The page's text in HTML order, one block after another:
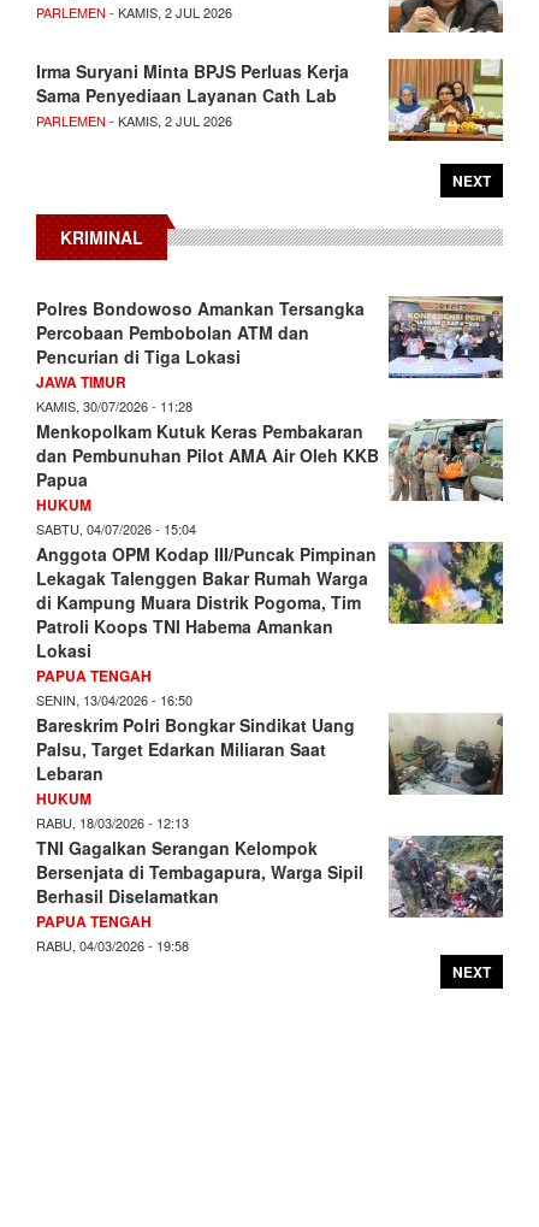
PARLEMEN - KAMIS, 2 JUL 2026
Irma Suryani Minta BPJS Perluas Kerja
Sama Penyediaan Layanan Cath Lab
PARLEMEN - KAMIS, 2 JUL 2026
NEXT
KRIMINAL
Polres Bondowoso Amankan Tersangka
Percobaan Pembobolan ATM dan
Pencurian di Tiga Lokasi
JAWA TIMUR
KAMIS, 30/07/2026 - 11:28
Menkopolkam Kutuk Keras Pembakaran
dan Pembunuhan Pilot AMA Air Oleh KKB
Papua
HUKUM
SABTU, 04/07/2026 - 15:04
Anggota OPM Kodap III/Puncak Pimpinan
Lekagak Talenggen Bakar Rumah Warga
di Kampung Muara Distrik Pogoma, Tim
Patroli Koops TNI Habema Amankan
Lokasi
PAPUA TENGAH
SENIN, 13/04/2026 - 16:50
Bareskrim Polri Bongkar Sindikat Uang
Palsu, Target Edarkan Miliaran Saat
Lebaran
HUKUM
RABU, 18/03/2026 - 12:13
TNI Gagalkan Serangan Kelompok
Bersenjata di Tembagapura, Warga Sipil
Berhasil Diselamatkan
PAPUA TENGAH
RABU, 04/03/2026 - 19:58
NEXT